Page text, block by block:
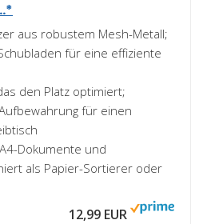
aus robustem Mesh-Metall;
für eine effiziente
den Platz optimiert;
für einen
Dokumente und
als Papier-Sortierer oder
12,99 EUR